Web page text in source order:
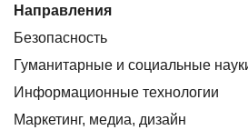
Направления
Безопасность
Гуманитарные и социальные
Информационные технологии
Маркетинг, медиа, дизайн